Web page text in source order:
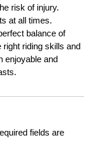
risk of injury.
at all times.
balance of
right riding skills and
enjoyable and
fields are